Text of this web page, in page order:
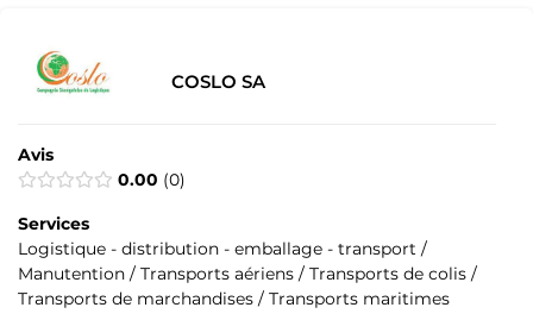
COSLO SA
Avis
0.00 0
Services
Logistique - distribution - emballage - transport /
Manutention / Transports aériens / Transports de colis /
Transports de marchandises / Transports maritimes